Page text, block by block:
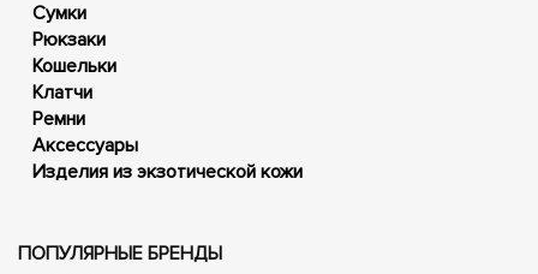
Сумки
Рюкзаки
Кошельки
Клатчи
Ремни
Аксессуары
Изделия из экзотической кожи
ПОПУЛЯРНЫЕ БРЕНДЫ